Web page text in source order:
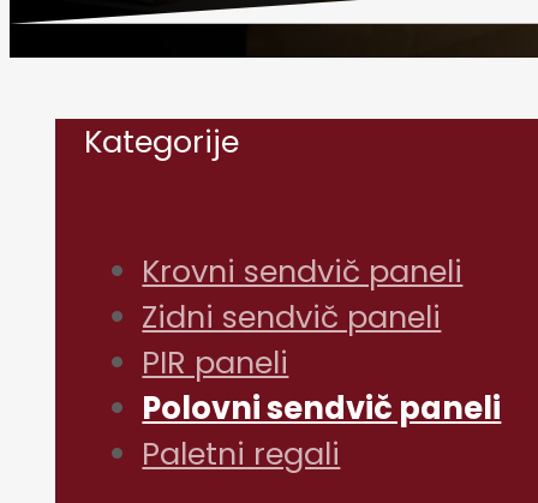
Kategorije
Krovni sendvič paneli
Zidni sendvič paneli
PIR paneli
Polovni sendvič paneli
Paletni regali